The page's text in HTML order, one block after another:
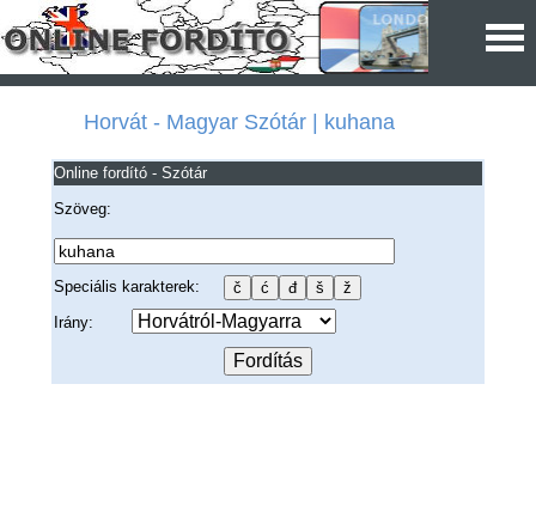
Horvát - Magyar Szótár | kuhana
Online fordító - Szótár
Szöveg:
Speciális karakterek:
Irány: